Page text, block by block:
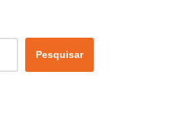
Pesquisar